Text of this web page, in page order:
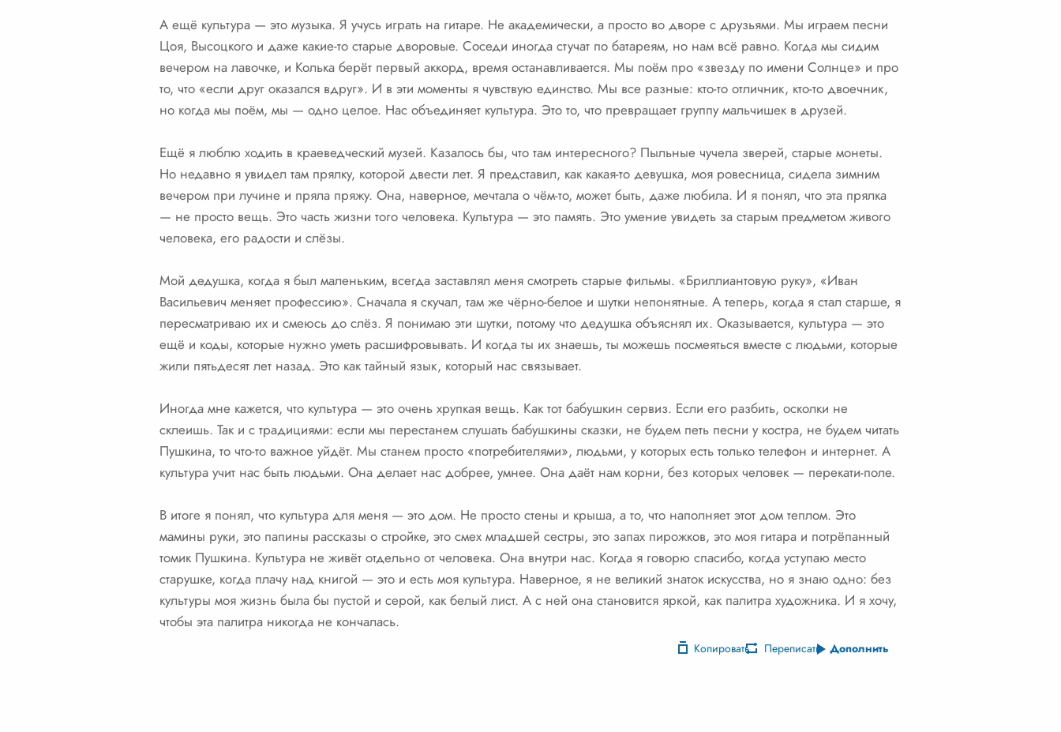
А ещё культура — это музыка. Я учусь играть на гитаре. Не академически, а просто во дворе с друзьями. Мы играем песни
Цоя, Высоцкого и даже какие-то старые дворовые. Соседи иногда стучат по батареям, но нам всё равно. Когда мы сидим
вечером на лавочке, и Колька берёт первый аккорд, время останавливается. Мы поём про «звезду по имени Солнце» и про
то, что «если друг оказался вдруг». И в эти моменты я чувствую единство. Мы все разные: кто-то отличник, кто-то двоечник,
но когда мы поём, мы — одно целое. Нас объединяет культура. Это то, что превращает группу мальчишек в друзей.
Ещё я люблю ходить в краеведческий музей. Казалось бы, что там интересного? Пыльные чучела зверей, старые монеты.
Но недавно я увидел там прялку, которой двести лет. Я представил, как какая-то девушка, моя ровесница, сидела зимним
вечером при лучине и пряла пряжу. Она, наверное, мечтала о чём-то, может быть, даже любила. И я понял, что эта прялка
— не просто вещь. Это часть жизни того человека. Культура — это память. Это умение увидеть за старым предметом живого
человека, его радости и слёзы.
Мой дедушка, когда я был маленьким, всегда заставлял меня смотреть старые фильмы. «Бриллиантовую руку», «Иван
Васильевич меняет профессию». Сначала я скучал, там же чёрно-белое и шутки непонятные. А теперь, когда я стал старше, я
пересматриваю их и смеюсь до слёз. Я понимаю эти шутки, потому что дедушка объяснял их. Оказывается, культура — это
ещё и коды, которые нужно уметь расшифровывать. И когда ты их знаешь, ты можешь посмеяться вместе с людьми, которые
жили пятьдесят лет назад. Это как тайный язык, который нас связывает.
Иногда мне кажется, что культура — это очень хрупкая вещь. Как тот бабушкин сервиз. Если его разбить, осколки не
склеишь. Так и с традициями: если мы перестанем слушать бабушкины сказки, не будем петь песни у костра, не будем читать
Пушкина, то что-то важное уйдёт. Мы станем просто «потребителями», людьми, у которых есть только телефон и интернет. А
культура учит нас быть людьми. Она делает нас добрее, умнее. Она даёт нам корни, без которых человек — перекати-поле.
В итоге я понял, что культура для меня — это дом. Не просто стены и крыша, а то, что наполняет этот дом теплом. Это
мамины руки, это папины рассказы о стройке, это смех младшей сестры, это запах пирожков, это моя гитара и потрёпанный
томик Пушкина. Культура не живёт отдельно от человека. Она внутри нас. Когда я говорю спасибо, когда уступаю место
старушке, когда плачу над книгой — это и есть моя культура. Наверное, я не великий знаток искусства, но я знаю одно: без
культуры моя жизнь была бы пустой и серой, как белый лист. А с ней она становится яркой, как палитра художника. И я хочу,
чтобы эта палитра никогда не кончалась.
Копировать Переписать Дополнить